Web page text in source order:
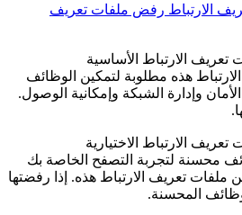
الارتباط رفض ملفات تعريف
تعريف الارتباط الأساسية
هذه مطلوبة لتمكين الوظائف
وإدارة الشبكة وإمكانية الوصول.
تعريف الارتباط الاختيارية
محسنة لتجربة التصفح الخاصة بك
ملفات تعريف الارتباط هذه. إذا رفضتها
المحسنة.